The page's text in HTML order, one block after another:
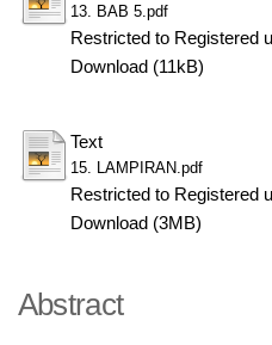
13. BAB 5.pdf
Restricted to Registered
Download (11kB)
Text
15. LAMPIRAN.pdf
Restricted to Registered
Download (3MB)
Abstract